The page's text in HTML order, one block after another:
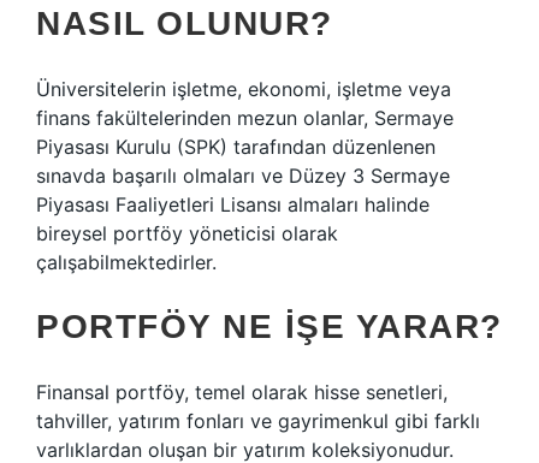
NASIL OLUNUR?
Üniversitelerin işletme, ekonomi, işletme veya
finans fakültelerinden mezun olanlar, Sermaye
Piyasası Kurulu (SPK) tarafından düzenlenen
sınavda başarılı olmaları ve Düzey 3 Sermaye
Piyasası Faaliyetleri Lisansı almaları halinde
bireysel portföy yöneticisi olarak
çalışabilmektedirler.
PORTFÖY NE IŞE YARAR?
Finansal portföy, temel olarak hisse senetleri,
tahviller, yatırım fonları ve gayrimenkul gibi farklı
varlıklardan oluşan bir yatırım koleksiyonudur.